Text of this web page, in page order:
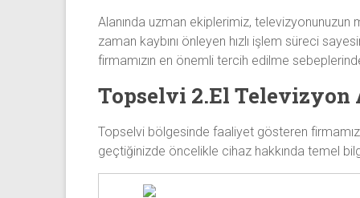
alım
yapıyor
Alanında uzman ekiplerimiz,
zaman kaybını önleyen hızlı işlem süreci
firmamızın en önemli tercih edilme
Topselvi 2.El Televizyon
Topselvi bölgesinde faaliyet gösteren
geçtiğinizde öncelikle cihaz hakkında temel